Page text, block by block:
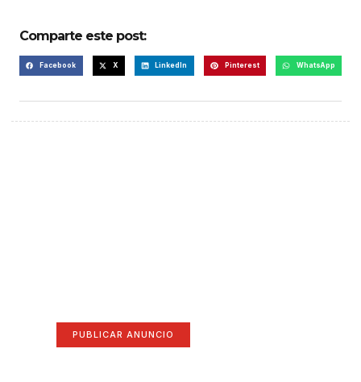
Comparte este post:
Facebook X LinkedIn Pinterest WhatsApp
PUBLICAR ANUNCIO